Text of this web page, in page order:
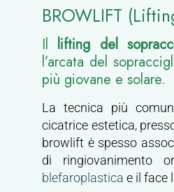
BROWLIFT
Il lifting del
l’arcata del
più giovane e solare.
La tecnica più
cicatrice estetica,
browlift è spesso
di ringiovanimento
blefaroplastica e il face